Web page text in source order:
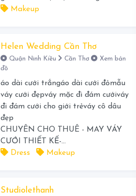
Makeup
Helen Wedding Cần Thơ
Quận Ninh Kiều Cần Thơ
Xem bản
đồ
áo dài cưới trắngáo dài cưới đỏmẫu
váy cưới đẹpváy mặc đi đám cướiváy
đi đám cưới cho giới trẻváy cô dâu
đẹp
CHUYÊN CHO THUÊ - MAY VÁY
CƯỚI THIẾT KẾ-...
Dress
Makeup
Studiolethanh